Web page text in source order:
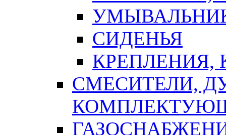
СИДЕНЬЯ
СМЕСИТЕЛИ,